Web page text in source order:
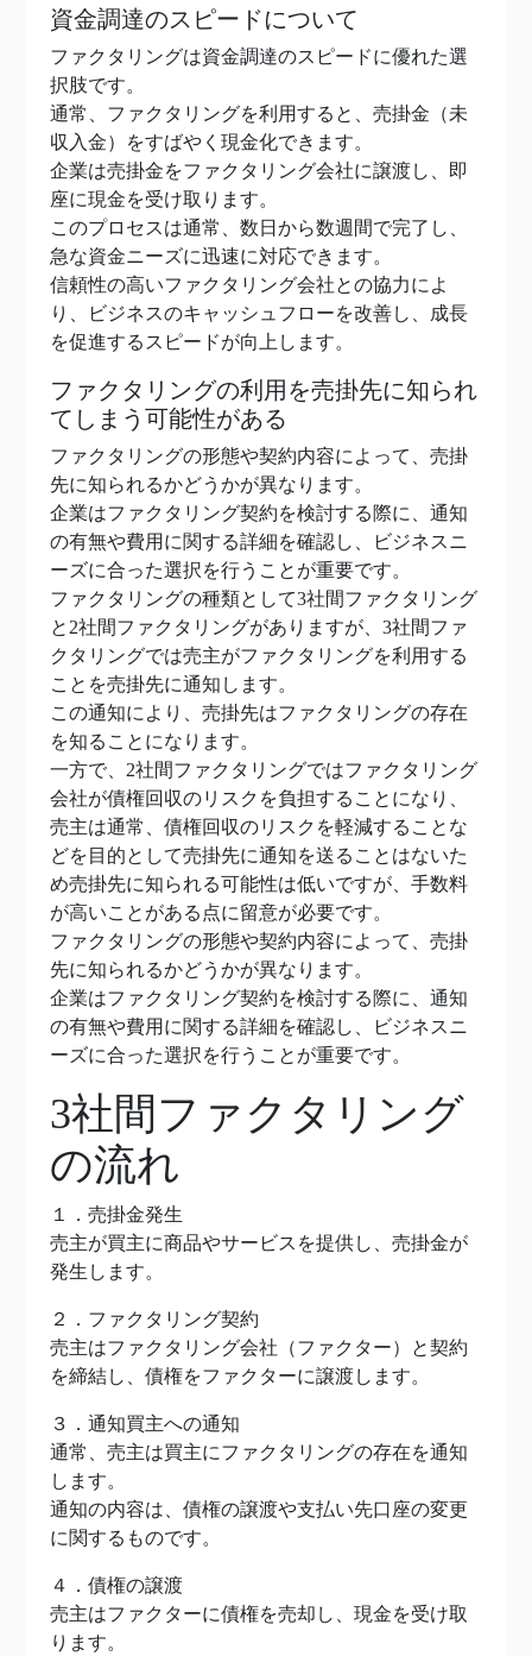
資金調達のスピードについて
ファクタリングは資金調達のスピードに優れた選
択肢です。
通常、ファクタリングを利用すると、売掛金（未
収入金）をすばやく現金化できます。
企業は売掛金をファクタリング会社に譲渡し、即
座に現金を受け取ります。
このプロセスは通常、数日から数週間で完了し、
急な資金ニーズに迅速に対応できます。
信頼性の高いファクタリング会社との協力によ
り、ビジネスのキャッシュフローを改善し、成長
を促進するスピードが向上します。
ファクタリングの利用を売掛先に知られ
てしまう可能性がある
ファクタリングの形態や契約内容によって、売掛
先に知られるかどうかが異なります。
企業はファクタリング契約を検討する際に、通知
の有無や費用に関する詳細を確認し、ビジネスニ
ーズに合った選択を行うことが重要です。
ファクタリングの種類として3社間ファクタリング
と2社間ファクタリングがありますが、3社間ファ
クタリングでは売主がファクタリングを利用する
ことを売掛先に通知します。
この通知により、売掛先はファクタリングの存在
を知ることになります。
一方で、2社間ファクタリングではファクタリング
会社が債権回収のリスクを負担することになり、
売主は通常、債権回収のリスクを軽減することな
どを目的として売掛先に通知を送ることはないた
め売掛先に知られる可能性は低いですが、手数料
が高いことがある点に留意が必要です。
ファクタリングの形態や契約内容によって、売掛
先に知られるかどうかが異なります。
企業はファクタリング契約を検討する際に、通知
の有無や費用に関する詳細を確認し、ビジネスニ
ーズに合った選択を行うことが重要です。
3社間ファクタリング
の流れ
１．売掛金発生
売主が買主に商品やサービスを提供し、売掛金が
発生します。
２．ファクタリング契約
売主はファクタリング会社（ファクター）と契約
を締結し、債権をファクターに譲渡します。
３．通知買主への通知
通常、売主は買主にファクタリングの存在を通知
します。
通知の内容は、債権の譲渡や支払い先口座の変更
に関するものです。
４．債権の譲渡
売主はファクターに債権を売却し、現金を受け取
ります。